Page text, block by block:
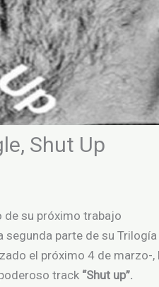
Shut Up
de su próximo trabajo
parte de su Trilogía
el próximo 4 de marzo-,
track “Shut up”.